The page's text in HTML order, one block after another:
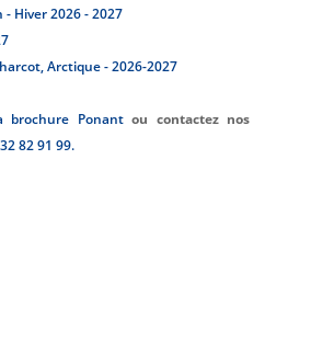
Hiver 2026 - 2027
Arctique - 2026-2027
brochure Ponant ou contactez nos
82 91 99.